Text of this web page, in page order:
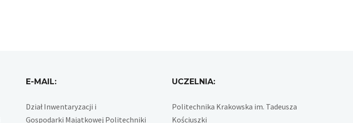
E-MAIL:
Dział Inwentaryzacji i
Gospodarki Majątkowej Politechniki
UCZELNIA:
Politechnika Krakowska im. Tadeusza
Kościuszki